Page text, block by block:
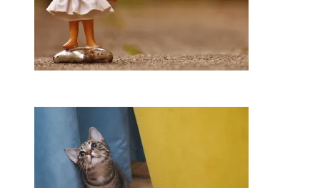
Ką daryti, kad katė
nedraskytų tapetų?
2026-02-07